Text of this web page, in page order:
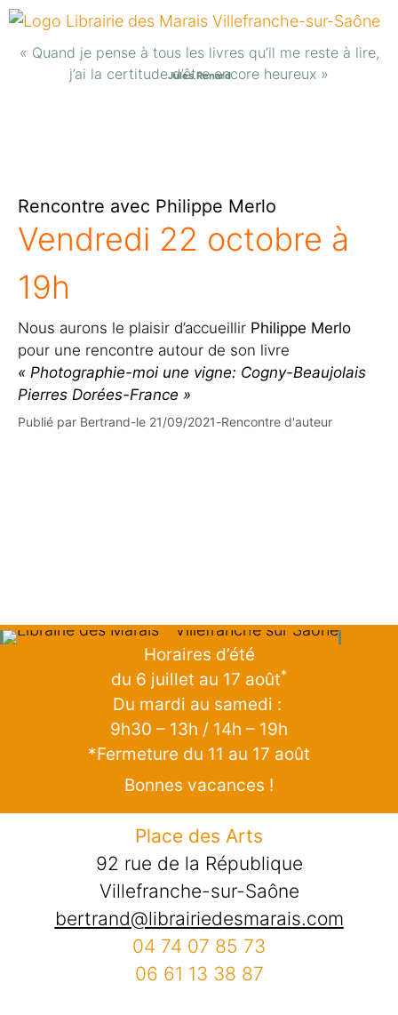
« Quand je pense à tous les livres qu’il me reste à lire,
j’ai la certitude d’être encore heureux »
Jules Renard
Rencontre avec Philippe Merlo
Vendredi 22 octobre à
19h
Nous aurons le plaisir d’accueillir Philippe Merlo
pour une rencontre autour de son livre
« Photographie-moi une vigne: Cogny-Beaujolais
Pierres Dorées-France »
Publié par Bertrand-le 21/09/2021-Rencontre d'auteur
Horaires d’été
du 6 juillet au 17 août*
Du mardi au samedi :
9h30 – 13h / 14h – 19h
*Fermeture du 11 au 17 août
Bonnes vacances !
Place des Arts
92 rue de la République
Villefranche-sur-Saône
bertrand@librairiedesmarais.com
04 74 07 85 73
06 61 13 38 87